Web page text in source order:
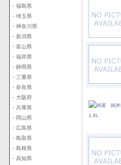
- 福島県
- 埼玉県
- 神奈川県
- 新潟県
- 富山県
- 福井県
- 静岡県
- 三重県
- 奈良県
- 大阪府
- 兵庫県
- 岡山県
- 広島県
- 鳥取県
- 島根県
- 高知県